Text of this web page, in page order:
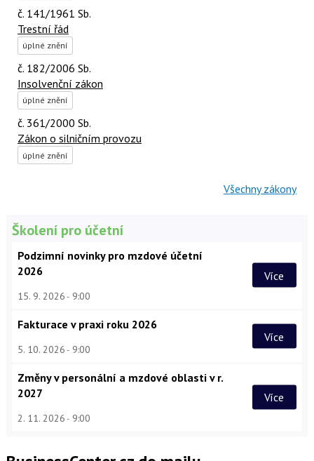
č. 141/1961 Sb.
Trestní řád
úplné znění
č. 182/2006 Sb.
Insolvenční zákon
úplné znění
č. 361/2000 Sb.
Zákon o silničním provozu
úplné znění
Všechny zákony
Školení pro účetní
Podzimní novinky pro mzdové účetní
2026
15. 9. 2026 9:00
Více
Fakturace v praxi roku 2026
5. 10. 2026 9:00
Více
Změny v personální a mzdové oblasti v r.
2027
2. 11. 2026 9:00
Více